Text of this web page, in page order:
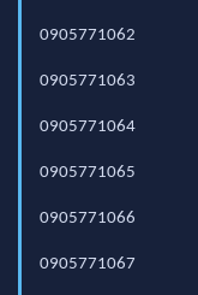
0905771062
0905771063
0905771064
0905771065
0905771066
0905771067